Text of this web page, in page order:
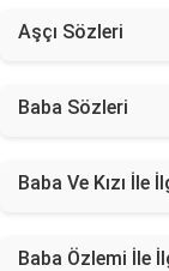
Aşçı Sözleri
Baba Sözleri
Baba Ve Kızı İle
Baba Özlemi İle